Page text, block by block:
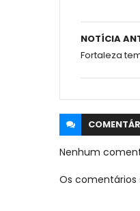
NOTÍCIA
Fortaleza
Nenhum
Os comentários